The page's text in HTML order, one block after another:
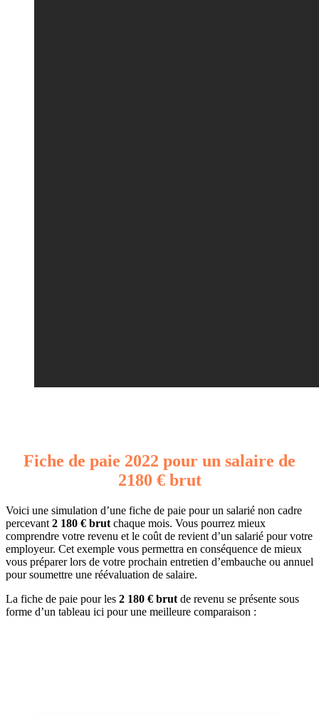
Fiche de paie 2022 pour un salaire de
2180 € brut
Voici une simulation d’une fiche de paie pour un salarié non cadre
percevant 2 180 € brut chaque mois. Vous pourrez mieux
comprendre votre revenu et le coût de revient d’un salarié pour votre
employeur. Cet exemple vous permettra en conséquence de mieux
vous préparer lors de votre prochain entretien d’embauche ou annuel
pour soumettre une réévaluation de salaire.
La fiche de paie pour les 2 180 € brut de revenu se présente sous
forme d’un tableau ici pour une meilleure comparaison :